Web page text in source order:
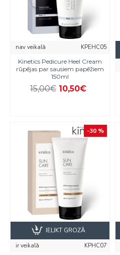
nav veikalā
KPEHC05
Kinetics Pedicure Heel Cream
rūpējas par sausiem papēžiem
150ml
15,00€ 10,50€
-30 %
ir veikalā
KPHC07
IELIKT GROZĀ